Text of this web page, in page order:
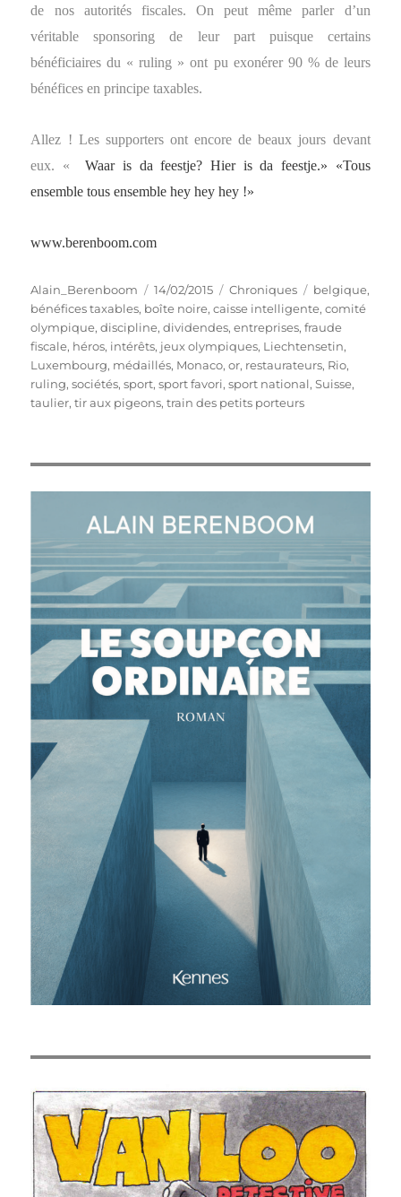
de nos autorités fiscales. On peut même parler d’un
véritable sponsoring de leur part puisque certains
bénéficiaires du « ruling » ont pu exonérer 90 % de leurs
bénéfices en principe taxables.
Allez ! Les supporters ont encore de beaux jours devant
eux. «Waar is da feestje? Hier is da feestje.» «Tous
ensemble tous ensemble hey hey hey !»
www.berenboom.com
Auteur
Alain_Berenboom
Publié
le
14/02/2015 Catégories
Chroniques Étiquettes
belgique,
bénéfices taxables, boîte noire,caisse intelligente,comité
olympique,discipline,dividendes,entreprises,fraude
fiscale, héros, intérêts, jeux olympiques, Liechtensetin,
Luxembourg, médaillés, Monaco,or, restaurateurs, Rio,
ruling,sociétés,sport,sport favori,sport national,Suisse,
taulier,tir aux pigeons,train des petits porteurs